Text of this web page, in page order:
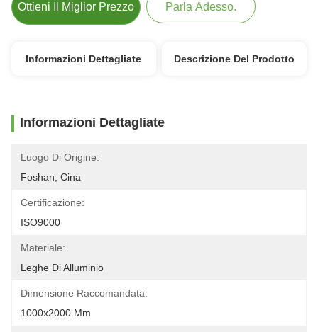
Ottieni Il Miglior Prezzo Parla Adesso.
Informazioni Dettagliate Descrizione Del Prodotto
Informazioni Dettagliate
Luogo Di Origine:
Foshan, Cina
Certificazione:
ISO9000
Materiale:
Leghe Di Alluminio
Dimensione Raccomandata:
1000x2000 Mm